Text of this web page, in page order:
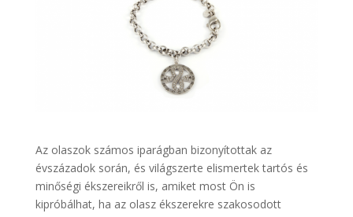
Az olaszok számos iparágban bizonyítottak az
évszázadok során, és világszerte elismertek tartós és
minőségi ékszereikről is, amiket most Ön is
kipróbálhat, ha az olasz ékszerekre szakosodott